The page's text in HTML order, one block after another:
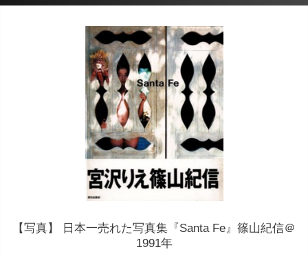
【写真】 日本一売れた写真集『Santa Fe』篠山紀信＠
1991年